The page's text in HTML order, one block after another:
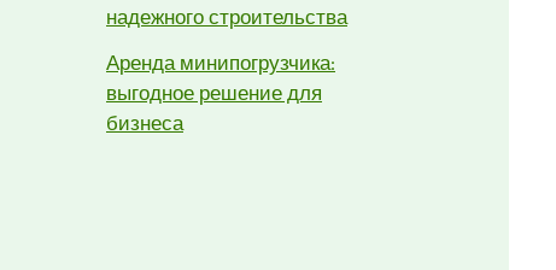
надежного строительства
Аренда минипогрузчика:
выгодное решение для
бизнеса